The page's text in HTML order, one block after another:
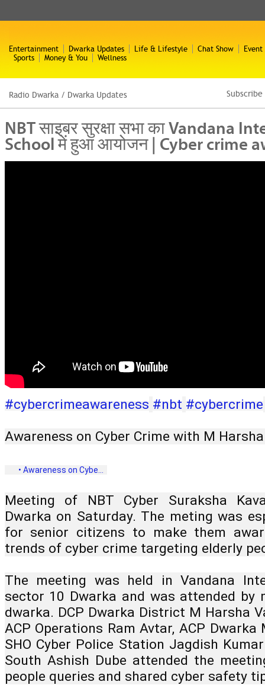
Entertainment Dwarka Updates Life & Lifestyle Chat Show
Event
Sports
Money & You Wellness
Radio Dwarka / Dwarka Updates
NBT साइबर सुरक्षा सभा का Vandana
School में हुआ आयोजन | Cyber crime
#cybercrimeawareness #nbt #cybercrime
Awareness on Cyber Crime with M
• Awareness on Cybe...
Meeting of NBT Cyber ​​Suraksha
Dwarka on Saturday. The meting was
for senior citizens to make them
trends of cyber crime targeting elderly
The meeting was held in Vandana
sector 10 Dwarka and was attended by
dwarka. DCP Dwarka District M Harsha
ACP Operations Ram Avtar, ACP Dwarka
SHO Cyber Police Station Jagdish
South Ashish Dube attended the
people queries and shared cyber safety